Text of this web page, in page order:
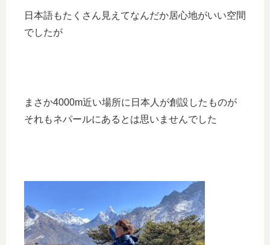
日本語もたくさん見えてなんだか居心地がいい空間
でしたが
まさか4000m近い場所に日本人が創設したものが
それもネパールにあるとは思いませんでした